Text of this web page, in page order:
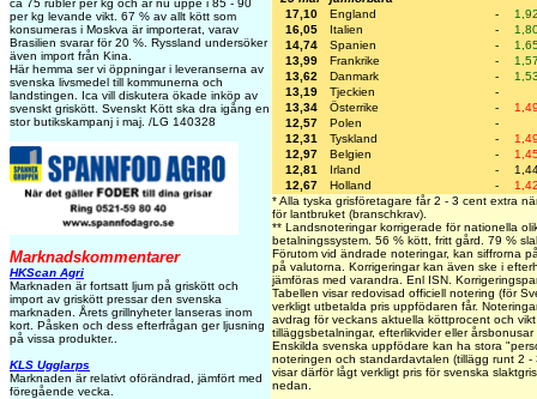
ca 75 rubler per kg och är nu uppe i 85 - 90
per kg levande vikt. 67 % av allt kött som
konsumeras i Moskva är importerat, varav
Brasilien svarar för 20 %. Ryssland undersöker
även import från Kina.
Här hemma ser vi öppningar i leveranserna av
svenska livsmedel till kommunerna och
landstingen. Ica vill diskutera ökade inköp av
svenskt griskött. Svenskt Kött ska dra igång en
stor butikskampanj i maj. /LG 140328
Marknadskommentarer
HKScan Agri
Marknaden är fortsatt ljum på griskött och
import av griskött pressar den svenska
marknaden. Årets grillnyheter lanseras inom
kort. Påsken och dess efterfrågan ger ljusning
på vissa produkter..
KLS Ugglarps
Marknaden är relativt oförändrad, jämfört med
föregående vecka.
17,10
England -
16,05
Italien -
14,74
Spanien -
13,99
Frankrike -
13,62
Danmark -
13,19
Tjeckien
-
13,34
Österrike -
12,57
Polen
-
12,31
Tyskland -
12,97
Belgien -
12,81
Irland -
12,67
Holland -
* Alla tyska grisföretagare får 2 - 3 cent extra
för lantbruket (branschkrav).
** Landsnoteringar korrigerade för nationella
betalningssystem. 56 % kött, fritt gård. 79 %
Förutom vid ändrade noteringar, kan siffrorna
på valutorna. Korrigeringar kan även ske i
jämföras med varandra. Enl ISN.
Tabellen visar redovisad officiell notering (för
verkligt utbetalda pris uppfödaren får.
avdrag för veckans aktuella köttprocent och
tilläggsbetalningar, efterlikvider eller
Enskilda svenska uppfödare kan ha stora
noteringen och standardavtalen (tillägg runt 2 -
visar därför lågt verkligt pris för svenska
nedan.